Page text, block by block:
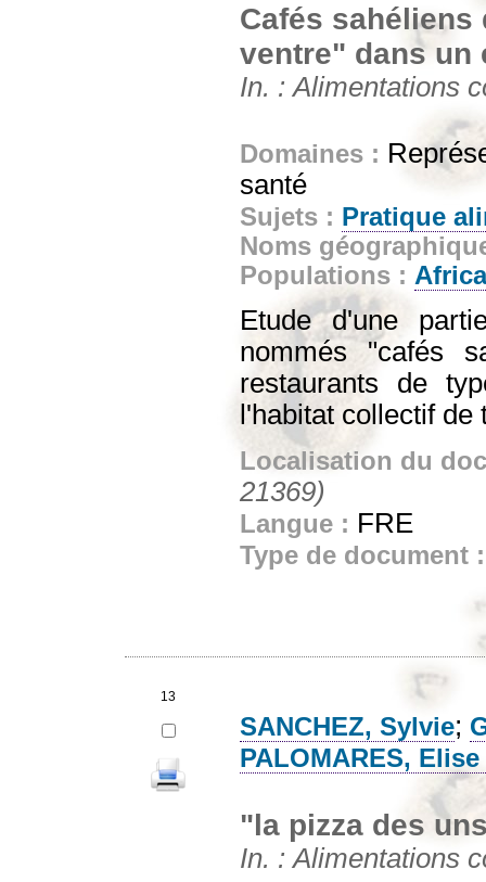
Cafés
ventre" dans un
In. : Alimentations
Domaines :
santé
Sujets : Pratique
Noms
Populations :
Etude d'une
nommés "cafés
restaurants de
l'habitat collectif de
Localisation du
21369)
Langue : FRE
Type de document
13
SANCHEZ, Sylvie;
PALOMARES,
"la pizza des
In. : Alimentations